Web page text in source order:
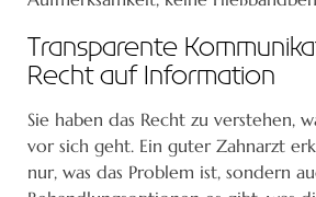
Transparente
Recht auf Information
Sie haben das Recht zu verstehen,
vor sich geht. Ein guter Zahnarzt
nur, was das Problem ist, sondern